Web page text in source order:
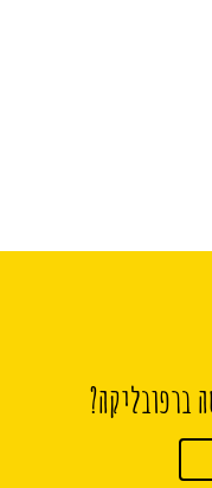
ברפובליקה?